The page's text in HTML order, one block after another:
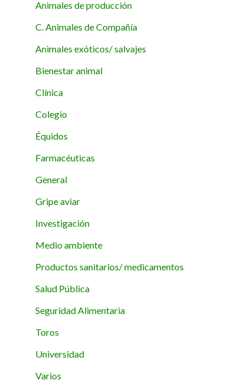
Animales de producción
C. Animales de Compañía
Animales exóticos/ salvajes
Bienestar animal
Clínica
Colegio
Équidos
Farmacéuticas
General
Gripe aviar
Investigación
Medio ambiente
Productos sanitarios/ medicamentos
Salud Pública
Seguridad Alimentaria
Toros
Universidad
Varios